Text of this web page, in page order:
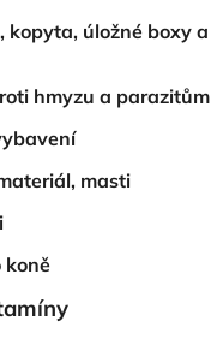
kopyta, úložné boxy a
hmyzu a parazitům
masti
koně